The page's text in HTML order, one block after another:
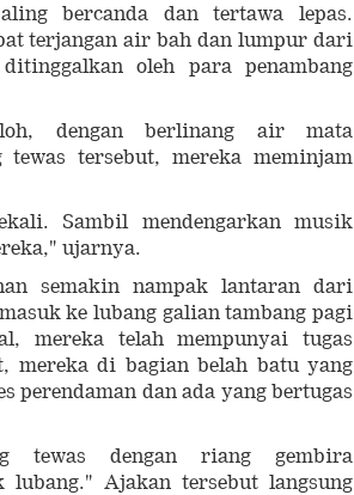
bercanda dan tertawa lepas.
terjangan air bah dan lumpur dari
oleh para penambang
dengan berlinang air mata
tersebut, mereka meminjam
Sambil mendengarkan musik
ujarnya.
semakin nampak lantaran dari
ke lubang galian tambang pagi
mereka telah mempunyai tugas
mereka di bagian belah batu yang
perendaman dan ada yang bertugas
tewas dengan riang gembira
lubang." Ajakan tersebut langsung